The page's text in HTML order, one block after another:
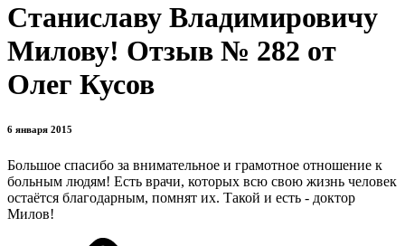
Станиславу Владимировичу
Милову! Отзыв № 282 от
Олег Кусов
6 января 2015
Большое спасибо за внимательное и грамотное отношение к
больным людям! Есть врачи, которых всю свою жизнь человек
остаётся благодарным, помнят их. Такой и есть - доктор
Милов!